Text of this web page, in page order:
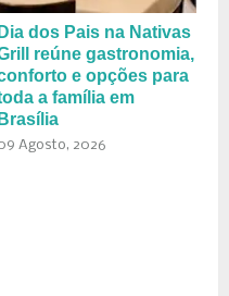
Dia dos Pais na Nativas
reúne gastronomia,
e opções para
a família em
Brasília
Agosto, 2026